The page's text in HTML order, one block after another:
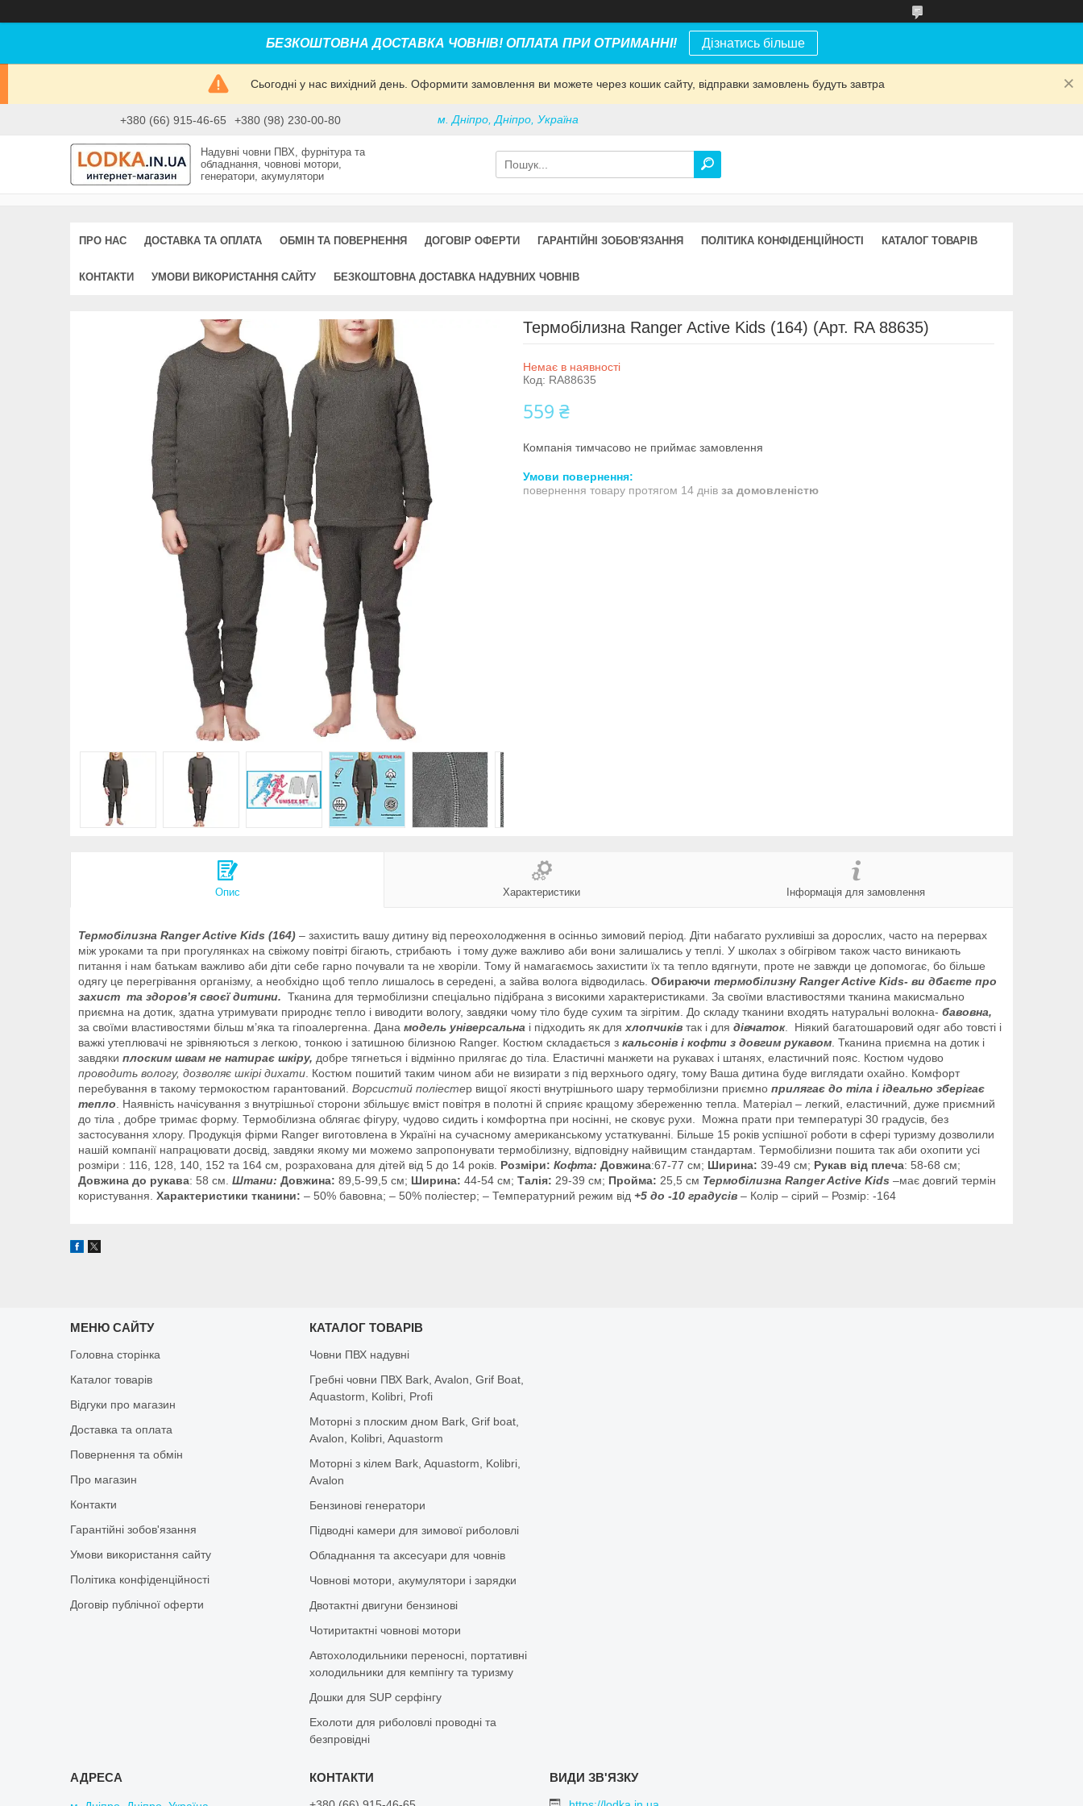
БЕЗКОШТОВНА ДОСТАВКА ЧОВНІВ! ОПЛАТА ПРИ ОТРИМАННІ! Дізнатись більше
Сьогодні у нас вихідний день. Оформити замовлення ви можете через кошик сайту, відправки замовлень будуть завтра
+380 (66) 915-46-65 +380 (98) 230-00-80 м. Дніпро, Дніпро, Україна
Надувні човни ПВХ, фурнітура та
обладнання, човнові мотори,
генератори, акумулятори
ПРО НАС ДОСТАВКА ТА ОПЛАТА ОБМІН ТА ПОВЕРНЕННЯ ДОГОВІР ОФЕРТИ ГАРАНТІЙНІ ЗОБОВ'ЯЗАННЯ ПОЛІТИКА КОНФІДЕНЦІЙНОСТІ КАТАЛОГ ТОВАРІВ
КОНТАКТИ УМОВИ ВИКОРИСТАННЯ САЙТУ БЕЗКОШТОВНА ДОСТАВКА НАДУВНИХ ЧОВНІВ
Термобілизна Ranger Active Kids (164) (Арт. RA 88635)
Немає в наявності
Код: RA88635
559 ₴
Компанія тимчасово не приймає замовлення
повернення товару протягом 14 днів за домовленістю
Опис Характеристики Інформація для замовлення
Термобілизна Ranger Active Kids (164) – захистить вашу дитину від переохолодження в осінньо зимовий період. Діти набагато рухливіші за дорослих, часто на перервах
між уроками та при прогулянках на свіжому повітрі бігають, стрибають і тому дуже важливо аби вони залишались у теплі. У школах з обігрівом також часто виникають
питання і нам батькам важливо аби діти себе гарно почували та не хворіли. Тому й намагаємось захистити їх та тепло вдягнути, проте не завжди це допомогає, бо більше
одягу це перегрівання організму, а необхідно щоб тепло лишалось в середені, а зайва волога відводилась. Обираючи термобілизну Ranger Active Kids- ви дбаєте про
захист та здоров’я своєї дитини. Тканина для термобілизни спеціально підібрана з високими характеристиками. За своїми властивостями тканина макисмально
приємна на дотик, здатна утримувати природнє тепло і виводити вологу, завдяки чому тіло буде сухим та зігрітим. До складу тканини входять натуральні волокна- бавовна,
за своїми властивостями більш м’яка та гіпоалергенна. Дана модель універсальна і підходить як для хлопчиків так і для дівчаток.
Ніякий багатошаровий одяг або товсті і
важкі утеплювачі не зрівняються з легкою, тонкою і затишною білизною Ranger. Костюм складається з кальсонів і кофти з довгим рукавом . Тканина приємна на дотик і
завдяки плоским швам не натирає шкіру, добре тягнеться і відмінно прилягає до тіла. Еластичні манжети на рукавах і штанях, еластичний пояс. Костюм чудово
проводить вологу, дозволяє шкірі дихати . Костюм пошитий таким чином аби не визирати з під верхнього одягу, тому Ваша дитина буде виглядати охайно. Комфорт
перебування в такому термокостюм гарантований. Ворсистий поліестер вищої якості внутрішнього шару термобілизни приємно прилягає до тіла і ідеально зберігає
тепло . Наявність начісування з внутрішньої сторони збільшує вміст повітря в полотні й сприяє кращому збереженню тепла. Матеріал – легкий, еластичний, дуже приємний
до тіла , добре тримає форму. Термобілизна облягає фігуру, чудово сидить і комфортна при носінні , не сковує рухи Можна прати при температурі 30 градусів без
застосування хлору. Продукція фірми Ranger виготовлена в Україні на сучасному американському устаткуванні Більше 15 років успішної роботи в сфері туризму дозволили
нашій компанії напрацювати досвід завдяки якому ми можемо запропонувати термобілизну, відповідну найвищим стандартам . Термобілизни пошита так аби охопити усі
розміри : 116, 128, 140, 152 та 164 см, розрахована для дітей від 5 до 14 років. Розміри: Кофта: Довжина:67-77 см; Ширина: 39-49 см; Рукав від плеча: 58-68 см;
Довжина до рукава: 58 см. Штани: Довжина: 89,5-99,5 см; Ширина: 44-54 см; Талія: 29-39 см; Пройма: 25,5 см Термобілизна Ranger Active Kids –має довгий термін
користування. Характеристики тканини: – 50% бавовна; – 50% поліестер; – Температурний режим від +5 до -10 градусів – Колір – сірий – Розмір: -164
МЕНЮ САЙТУ
Головна сторінка
Каталог товарів
Відгуки про магазин
Доставка та оплата
Повернення та обмін
Про магазин
Контакти
Гарантійні зобов'язання
Умови використання сайту
Політика конфіденційності
Договір публічної оферти
КАТАЛОГ ТОВАРІВ
Човни ПВХ надувні
Гребні човни ПВХ Bark, Avalon, Grif Boat,
Aquastorm, Kolibri, Profi
Моторні з плоским дном Bark, Grif boat,
Avalon, Kolibri, Aquastorm
Моторні з кілем Bark, Aquastorm, Kolibri,
Avalon
Бензинові генератори
Підводні камери для зимової риболовлі
Обладнання та аксесуари для човнів
Човнові мотори, акумулятори і зарядки
Двотактні двигуни бензинові
Чотиритактні човнові мотори
Автохолодильники переносні, портативні
холодильники для кемпінгу та туризму
Дошки для SUP серфінгу
Ехолоти для риболовлі проводні та
безпровідні